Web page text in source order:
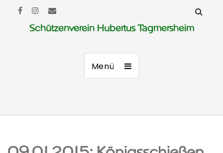
Schützenverein Hubertus Tagmersheim
Menü